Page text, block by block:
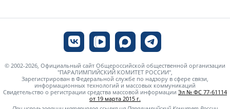
© 2002-2026, Официальный сайт Общероссийской общественной организации
"ПАРАЛИМПИЙСКИЙ КОМИТЕТ РОССИИ",
Зарегистрирован в Федеральной службе по надзору в сфере связи,
информационных технологий и массовых коммуникаций
Свидетельство о регистрации средства массовой информации Эл № ФС 77-61114
от 19 марта 2015 г.